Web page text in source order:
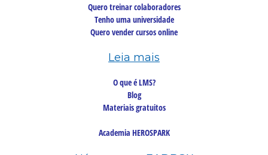
Quero treinar colaboradores
Tenho uma universidade
Quero vender cursos online
Leia mais
O que é LMS?
Blog
Materiais gratuitos
Academia HEROSPARK